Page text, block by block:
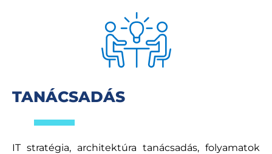
TANÁCSADÁS
IT stratégia, architektúra tanácsadás, folyamatok